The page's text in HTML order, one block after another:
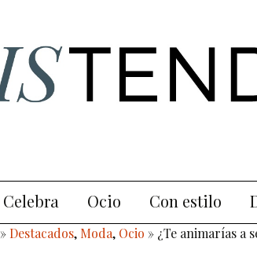
Celebra Ocio Con estilo
»Destacados, Moda, Ocio » ¿Te animarías a